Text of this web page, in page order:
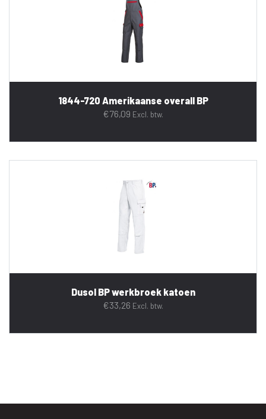
1844-720 Amerikaanse overall BP
€76,09 Excl. btw.
Dusol BP werkbroek katoen
€33,26 Excl. btw.